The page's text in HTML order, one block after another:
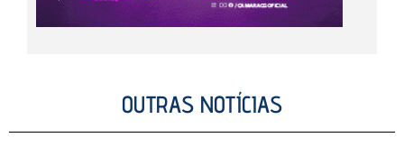
OUTRAS NOTÍCIAS